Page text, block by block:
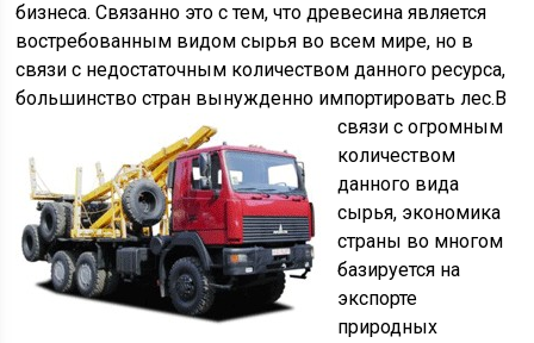
бизнеса. Связанно это с тем, что древесина является
востребованным видом сырья во всем мире, но в
связи с недостаточным количеством данного ресурса,
большинство стран вынужденно импортировать лес.В
связи с огромным
количеством
данного вида
сырья, экономика
страны во многом
базируется на
экспорте
природных